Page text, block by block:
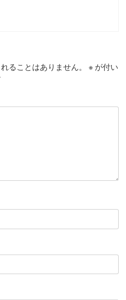
ることはありません。
※ が付い